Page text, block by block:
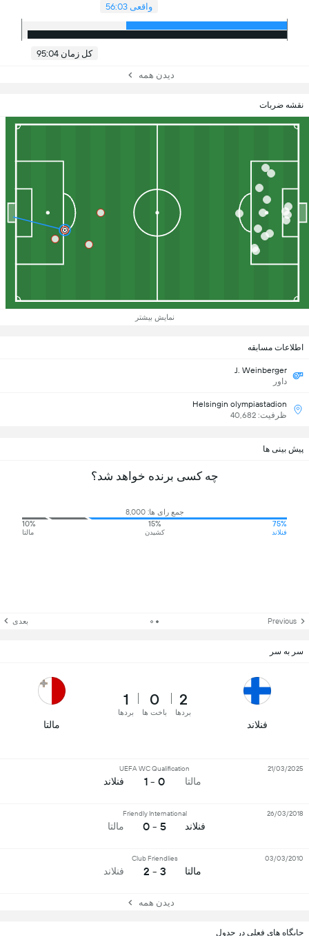
واقعی 56:03
کل زمان 95:04
دیدن همه
نقشه ضربات
نمایش بیشتر
جایگاه های فعلی در جدول
اطلاعات مسابقه
J. Weinberger
داور
Helsingin olympiastadion
ظرفیت: 40,682
پیش بینی ها
چه کسی برنده خواهد شد؟
جمع رای ها: 8,000
75%
فنلاند
15%
کشیدن
10%
مالتا
Previous بعدی
سر به سر
فنلاند
2
بردها
0
باخت ها
1
بردها
مالتا
مالتا
UEFA WC Qualification
0 - 1 فنلاند
21/03/2025
فنلاند
Friendly International
5 - 0 مالتا
26/03/2018
مالتا
Club Friendlies
3 - 2 فنلاند
03/03/2010
دیدن همه